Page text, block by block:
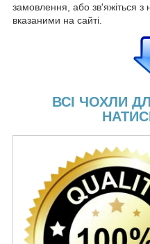
замовлення, або зв'яжіться
вказаними на сайті.
ВСІ ЧОХЛИ